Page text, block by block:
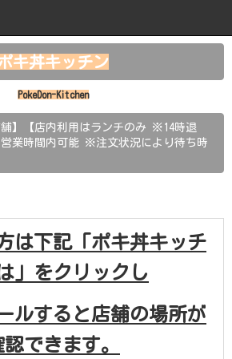
キ丼キッチン
PokeDon-Kitchen
舗】【店内利用はランチのみ ※14時退
業時間内可能 ※注文状況により待ち時
は下記「ポキ丼キッチ
」をクリックし
ルすると店舗の場所が
認できます。